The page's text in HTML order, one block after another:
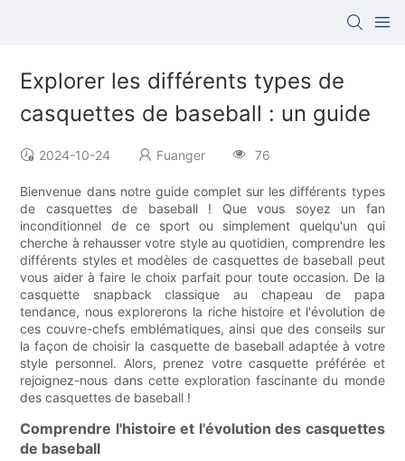
Explorer les différents types de
casquettes de baseball : un guide
2024-10-24 Fuanger 76
Bienvenue dans notre guide complet sur les différents types
de casquettes de baseball ! Que vous soyez un fan
inconditionnel de ce sport ou simplement quelqu'un qui
cherche à rehausser votre style au quotidien, comprendre les
différents styles et modèles de casquettes de baseball peut
vous aider à faire le choix parfait pour toute occasion. De la
casquette snapback classique au chapeau de papa
tendance, nous explorerons la riche histoire et l'évolution de
ces couvre-chefs emblématiques, ainsi que des conseils sur
la façon de choisir la casquette de baseball adaptée à votre
style personnel. Alors, prenez votre casquette préférée et
rejoignez-nous dans cette exploration fascinante du monde
des casquettes de baseball !
Comprendre l'histoire et l'évolution des casquettes
de baseball